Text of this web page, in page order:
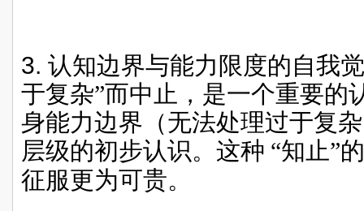
3. 认知边界与能力限度的自我
于复杂”而中止，是一个重要的
身能力边界（无法处理过于复
层级的初步认识。这种 “知止”
征服更为可贵。